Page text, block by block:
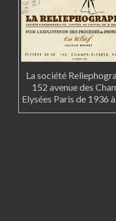
La société
152 avenue des
Elysées Paris de 1936